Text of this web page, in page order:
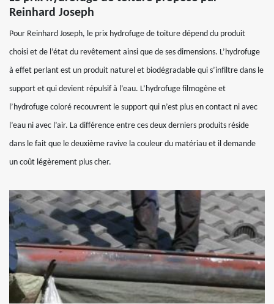
Reinhard Joseph
Pour Reinhard Joseph, le prix hydrofuge de toiture dépend du produit
choisi et de l’état du revêtement ainsi que de ses dimensions. L’hydrofuge
à effet perlant est un produit naturel et biodégradable qui s’infiltre dans le
support et qui devient répulsif à l’eau. L’hydrofuge filmogène et
l’hydrofuge coloré recouvrent le support qui n’est plus en contact ni avec
l’eau ni avec l’air. La différence entre ces deux derniers produits réside
dans le fait que le deuxième ravive la couleur du matériau et il demande
un coût légèrement plus cher.